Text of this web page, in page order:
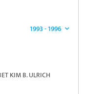
1993 - 1996
KIM B. ULRICH